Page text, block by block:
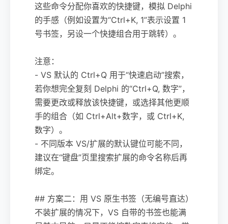
这些命令分配你喜欢的快捷键，模拟 Delphi
的手感（例如设置为“Ctrl+K, 1”表示设置 1
号书签，另设一个快捷组合用于跳转）。
注意：
- VS 默认的 Ctrl+Q 用于“快速启动”搜索，
若你想完全复刻 Delphi 的“Ctrl+Q, 数字”，
需要更改或释放该快捷键，或选择其他更顺
手的组合（如 Ctrl+Alt+数字，或 Ctrl+K,
数字）。
- 不同版本 VS/扩展的默认键位可能不同，
建议在“键盘”页里搜索扩展的命令名称后再
绑定。
## 方案二：用 VS 原生书签（无编号直达）
不装扩展的情况下，VS 自带的书签也能满